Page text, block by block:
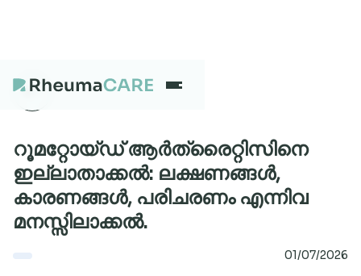
What we treat
Our Centres
റൂമറ്റോയ്ഡ് ആർത്രൈറ്റിസിനെ
ഇല്ലാതാക്കൽ: ലക്ഷണങ്ങൾ,
കാരണങ്ങൾ, പരിചരണം എന്നിവ
മനസ്സിലാക്കൽ.
01/07/2026